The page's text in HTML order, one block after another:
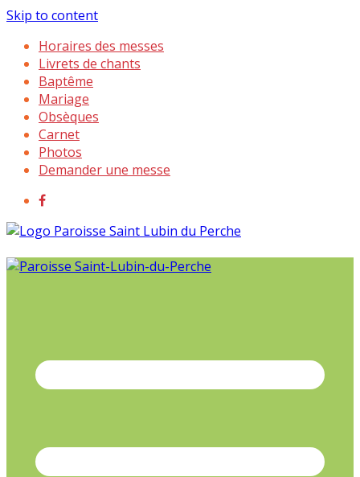
Skip to content
Horaires des messes
Livrets de chants
Baptême
Mariage
Obsèques
Carnet
Photos
Demander une messe